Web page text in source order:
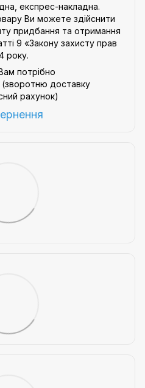
експрес-накладна.
Ви можете здійснити
придбання та отримання
9 «Закону захисту прав
року.
потрібно
(зворотню доставку
рахунок)